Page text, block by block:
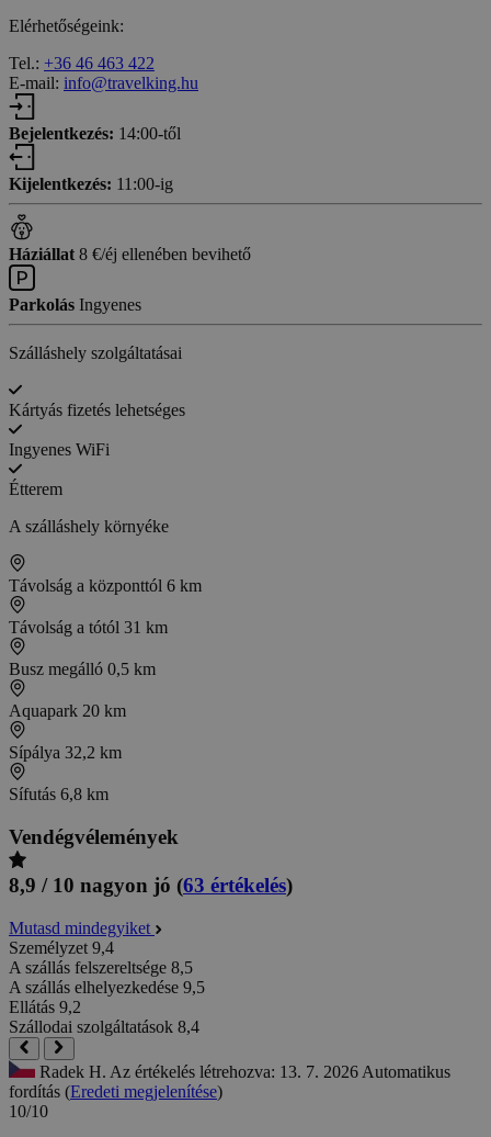
Elérhetőségeink:
Tel.: +36 46 463 422
E-mail: info@travelking.hu
Bejelentkezés: 14:00-től
Kijelentkezés: 11:00-ig
Háziállat 8 €/éj ellenében bevihető
Parkolás Ingyenes
Szálláshely szolgáltatásai
Kártyás fizetés lehetséges
Ingyenes WiFi
Étterem
A szálláshely környéke
Távolság a központtól 6 km
Távolság a tótól 31 km
Busz megálló 0,5 km
Aquapark 20 km
Sípálya 32,2 km
Sífutás 6,8 km
Vendégvélemények
8,9 / 10 nagyon jó (63 értékelés)
Mutasd mindegyiket
Személyzet 9,4
A szállás felszereltsége 8,5
A szállás elhelyezkedése 9,5
Ellátás 9,2
Szállodai szolgáltatások 8,4
Radek H. Az értékelés létrehozva: 13. 7. 2026 Automatikus
fordítás (Eredeti megjelenítése)
10/10